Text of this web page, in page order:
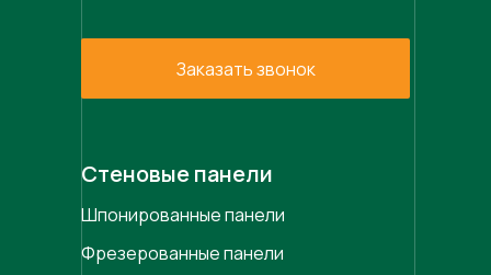
Заказать звонок
Стеновые панели
Фрезерованные панели
Шпонированные панели